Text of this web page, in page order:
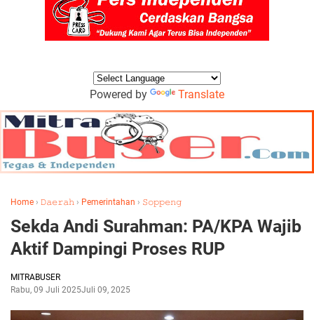
Powered by Translate
Home › 𝙳𝚊𝚎𝚛𝚊𝚑 › Pemerintahan › 𝚂𝚘𝚙𝚙𝚎𝚗𝚐
Sekda Andi Surahman: PA/KPA Wajib
Aktif Dampingi Proses RUP
MITRABUSER
Rabu, 09 Juli 2025Juli 09, 2025